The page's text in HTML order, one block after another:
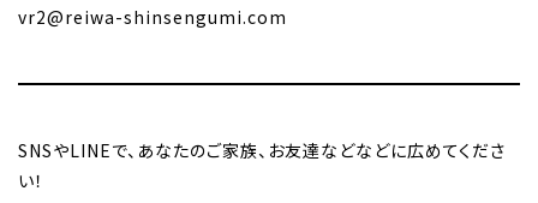
vr2@reiwa-shinsengumi.com
SNSやLINEで、あなたのご家族、お友達などなどに広めてくださ
い！